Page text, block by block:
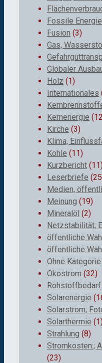
Fossile
Fusion (3)
Gas,
Globaler
Holz (1)
Internationales
Kernenergie
Kirche (3)
Klima,
Kohle (11)
Kurzbericht
Leserbriefe
Medien,
Meinung (19)
Mineralöl (2)
Netzstabilität;
öffentliche
öffentliche
Ohne Kategorie
Ökostrom (32)
Rohstoffbedarf
Solarenergie
Solarstrom;
Solarthermie
Strahlung (8)
Stromkosten:;
(23)